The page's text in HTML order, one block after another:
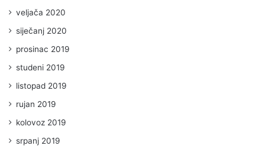
veljača 2020
siječanj 2020
prosinac 2019
studeni 2019
listopad 2019
rujan 2019
kolovoz 2019
srpanj 2019